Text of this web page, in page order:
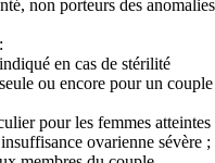
non porteurs des anomalies
en cas de stérilité
ou encore pour un couple
pour les femmes atteintes
ovarienne sévère ;